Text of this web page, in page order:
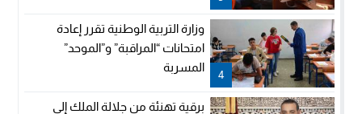
4
وزارة التربية الوطنية تقرر إعادة
امتحانات “المراقبة” و”الموحد”
المسربة
برقية تهنئة من جلالة الملك إلى